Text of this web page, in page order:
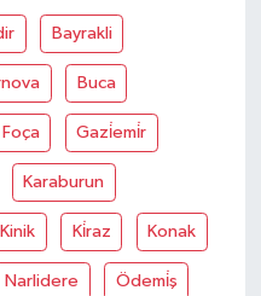
Bayrakli
Buca
Foça Gazi̇emi̇r
Karaburun
Kinik Ki̇raz Konak
Narlidere Ödemi̇ş